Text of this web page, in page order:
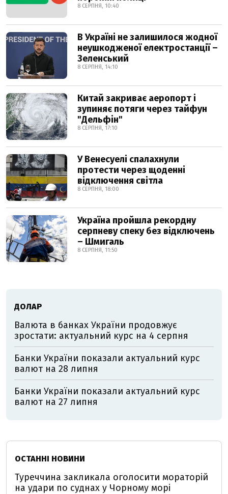
8 СЕРПНЯ, 10:40
В Україні не залишилося жодної
неушкодженої електростанції –
Зеленський
8 СЕРПНЯ, 14:10
Китай закриває аеропорт і
зупиняє потяги через тайфун
"Дельфін"
8 СЕРПНЯ, 17:10
У Венесуелі спалахнули
протести через щоденні
відключення світла
8 СЕРПНЯ, 18:00
Україна пройшла рекордну
серпневу спеку без відключень
– Шмигаль
8 СЕРПНЯ, 11:50
ДОЛАР
Валюта в банках України продовжує
зростати: актуальний курс на 4 серпня
Банки України показали актуальний курс
валют на 28 липня
Банки України показали актуальний курс
валют на 27 липня
ОСТАННІ НОВИНИ
Туреччина закликала оголосити мораторій
на удари по суднах у Чорному морі